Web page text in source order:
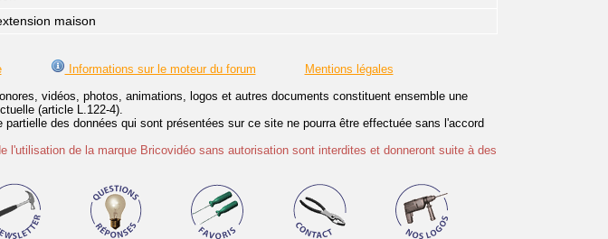
maison
Informations sur le moteur du forum
Mentions légales
vidéos, photos, animations, logos et autres documents constituent ensemble une
(article L.122-4).
des données qui sont présentées sur ce site ne pourra être effectuée sans l'accord
l'utilisation de la marque Bricovidéo sans autorisation sont interdites et donneront suite à des